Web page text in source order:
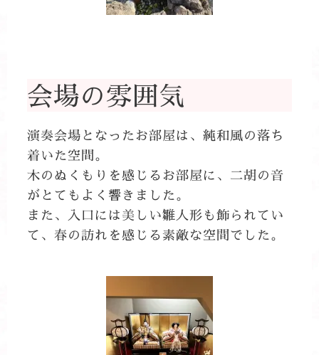
会場の雰囲気
演奏会場となったお部屋は、純和風の落ち
着いた空間。
木のぬくもりを感じるお部屋に、二胡の音
がとてもよく響きました。
また、入口には美しい雛人形も飾られてい
て、春の訪れを感じる素敵な空間でした。